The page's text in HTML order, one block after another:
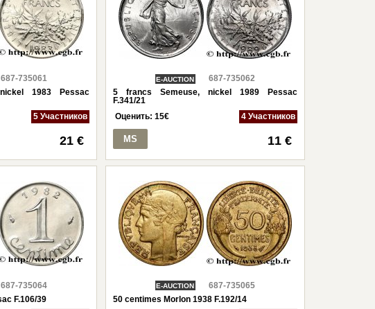
687-735061
1983 Pessac
5 Участников
21 €
E-AUCTION
687-735062
5 francs Semeuse, nickel 1989 Pessac
F.341/21
Оценить:15€ 4 Участников
MS 11 €
687-735064
F.106/39
E-AUCTION
687-735065
50 centimes Morlon 1938 F.192/14